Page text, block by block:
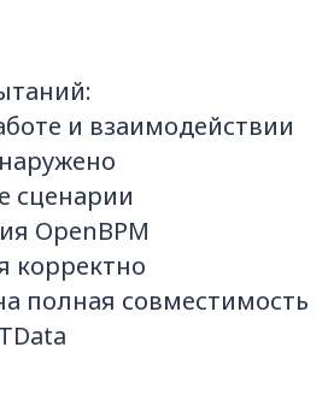
и взаимодействии
сценарии
OpenBPM
корректно
полная совместимость